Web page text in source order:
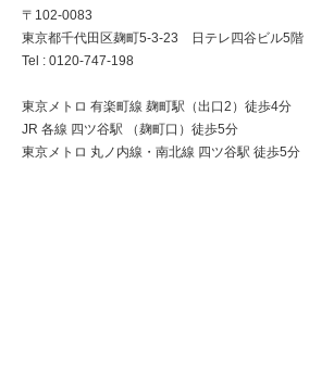
〒102-0083
東京都千代田区麹町5-3-23 日テレ四谷ビル5階
Tel : 0120-747-198
東京メトロ 有楽町線 麹町駅（出口2）徒歩4分
JR 各線 四ツ谷駅 （麹町口）徒歩5分
東京メトロ 丸ノ内線・南北線 四ツ谷駅 徒歩5分